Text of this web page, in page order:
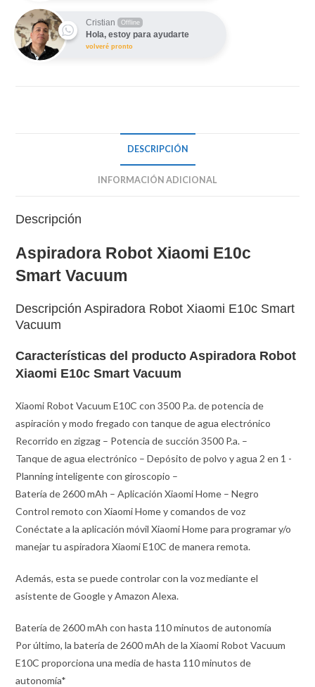
cantidad
Cristian Offline
Hola, estoy para ayudarte
volveré pronto
DESCRIPCIÓN
INFORMACIÓN ADICIONAL
Descripción
Aspiradora Robot Xiaomi E10c
Smart Vacuum
Descripción Aspiradora Robot Xiaomi E10c Smart
Vacuum
Características del producto Aspiradora Robot
Xiaomi E10c Smart Vacuum
Xiaomi Robot Vacuum E10C con 3500 P.a. de potencia de
aspiración y modo fregado con tanque de agua electrónico
Recorrido en zigzag – Potencia de succión 3500 P.a. –
Tanque de agua electrónico – Depósito de polvo y agua 2 en 1 -
Planning inteligente con giroscopio –
Batería de 2600 mAh – Aplicación Xiaomi Home – Negro
Control remoto con Xiaomi Home y comandos de voz
Conéctate a la aplicación móvil Xiaomi Home para programar y/o
manejar tu aspiradora Xiaomi E10C de manera remota.
Además, esta se puede controlar con la voz mediante el
asistente de Google y Amazon Alexa.
Batería de 2600 mAh con hasta 110 minutos de autonomía
Por último, la batería de 2600 mAh de la Xiaomi Robot Vacuum
E10C proporciona una media de hasta 110 minutos de
autonomía*